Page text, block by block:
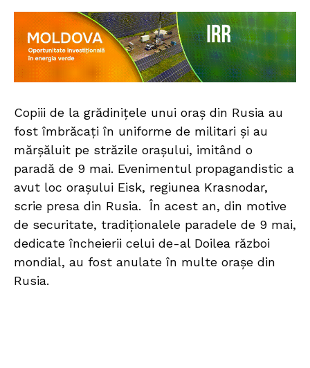
Copiii de la grădinițele unui oraș din Rusia au
fost îmbrăcați în uniforme de militari și au
mărșăluit pe străzile orașului, imitând o
paradă de 9 mai. Evenimentul propagandistic a
avut loc orașului Eisk, regiunea Krasnodar,
scrie presa din Rusia. În acest an, din motive
de securitate, tradiționalele paradele de 9 mai,
dedicate încheierii celui de-al Doilea război
mondial, au fost anulate în multe orașe din
Rusia.